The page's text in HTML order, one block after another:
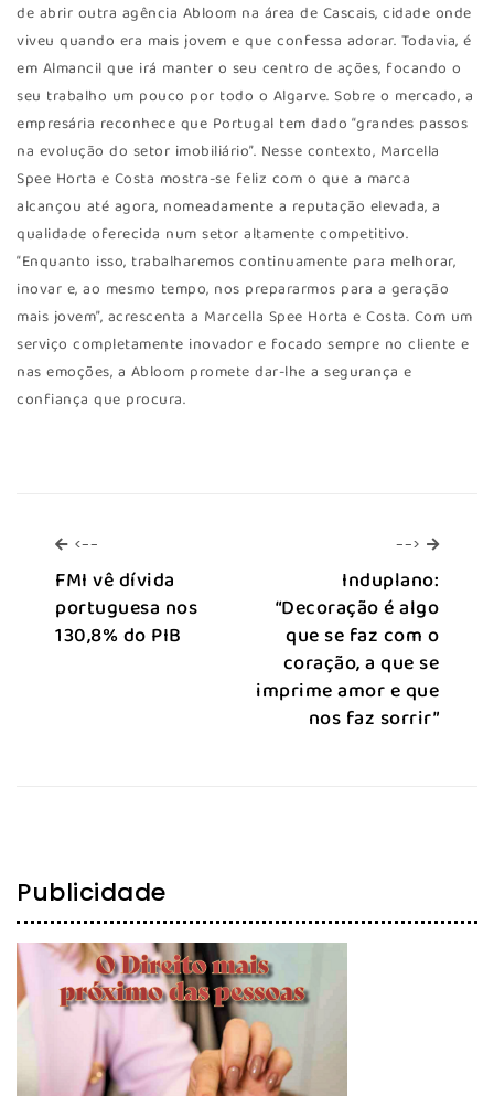
de abrir outra agência Abloom na área de Cascais, cidade onde
viveu quando era mais jovem e que confessa adorar. Todavia, é
em Almancil que irá manter o seu centro de ações, focando o
seu trabalho um pouco por todo o Algarve. Sobre o mercado, a
empresária reconhece que Portugal tem dado “grandes passos
na evolução do setor imobiliário”. Nesse contexto, Marcella
Spee Horta e Costa mostra-se feliz com o que a marca
alcançou até agora, nomeadamente a reputação elevada, a
qualidade oferecida num setor altamente competitivo.
“Enquanto isso, trabalharemos continuamente para melhorar,
inovar e, ao mesmo tempo, nos prepararmos para a geração
mais jovem”, acrescenta a Marcella Spee Horta e Costa. Com um
serviço completamente inovador e focado sempre no cliente e
nas emoções, a Abloom promete dar-lhe a segurança e
confiança que procura.
<--
FMI vê dívida
portuguesa nos
130,8% do PIB
--> -->
Induplano:
“Decoração é algo
que se faz com o
coração, a que se
imprime amor e que
nos faz sorrir”
Publicidade